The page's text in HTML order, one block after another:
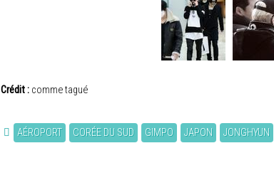
Crédit : comme tagué
AÉROPORT CORÉE DU SUD GIMPO JAPON JONGHYUN